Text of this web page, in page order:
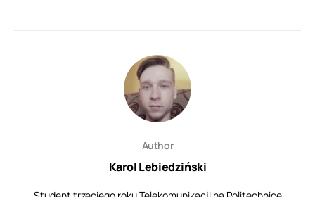
Author
Karol Lebiedziński